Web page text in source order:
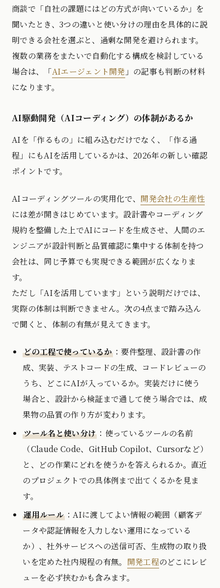
商談で「自社の課題にはどの方式が向いているか」を
聞いたとき、3つの違いと使い分けの理由を具体的に説
明できる会社を選ぶと、過剰な開発を避けられます。
複数の業務をまたいで自動化する構成を検討している
場合は、「AIエージェント開発 」の記事も判断の材料
になります。
AI駆動開発（AIコーディング）の体制があるか
AIを「作るもの」に組み込むだけでなく、「作る過
程」にもAIを活用しているかは、2026年の新しい確認
ポイントです。
AIコーディングツールの実用化で、 開発会社の生産性
には差が開きはじめています。設計書やコーディング
規約を整備した上でAIにコードを生成させ、人間のエ
ンジニアが設計判断と品質確認に集中する体制を持つ
会社は、同じ予算でも実現できる範囲が広くなりま
す。
ただし「AIを活用しています」という説明だけでは、
実際の体制は判断できません。次の4点まで踏み込ん
で聞くと、体制の有無が見えてきます。
どの工程で使っているか：要件整理、設計書の作
成、実装、テストコードの生成、コードレビューの
うち、どこにAIが入っているか。実装だけに使う
場合と、設計から検証まで通して使う場合では、成
果物の品質の作り方が変わります。
ツール名と使い分け ：使っているツールの名前
（Claude Code、GitHub Copilot、Cursorなど）
と、どの作業にどれを使うかを答えられるか。直近
のプロジェクトでの具体例まで出てくるかを見ま
す。
運用ルール ：AIに渡してよい情報の範囲（顧客デ
ータや認証情報を入力しない運用になっている
か）、社外サービスへの送信可否、生成物の取り扱
いを定めた社内規程の有無。 開発工程のどこにレビ
ューを必ず挟むかも含みます。